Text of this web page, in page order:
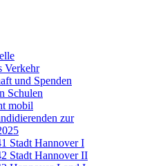
Verkehr
und Spenden
Schulen
mobil
zur
Stadt Hannover I
Stadt Hannover II